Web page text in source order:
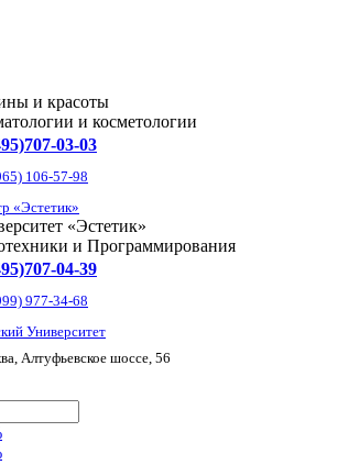
и красоты
и косметологии
03-03
106-57-98
«Эстетик»
«Эстетик»
и Программирования
04-39
977-34-68
Университет
Алтуфьевское шоссе, 56